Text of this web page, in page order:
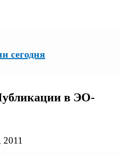
сегодня
в ЭО-